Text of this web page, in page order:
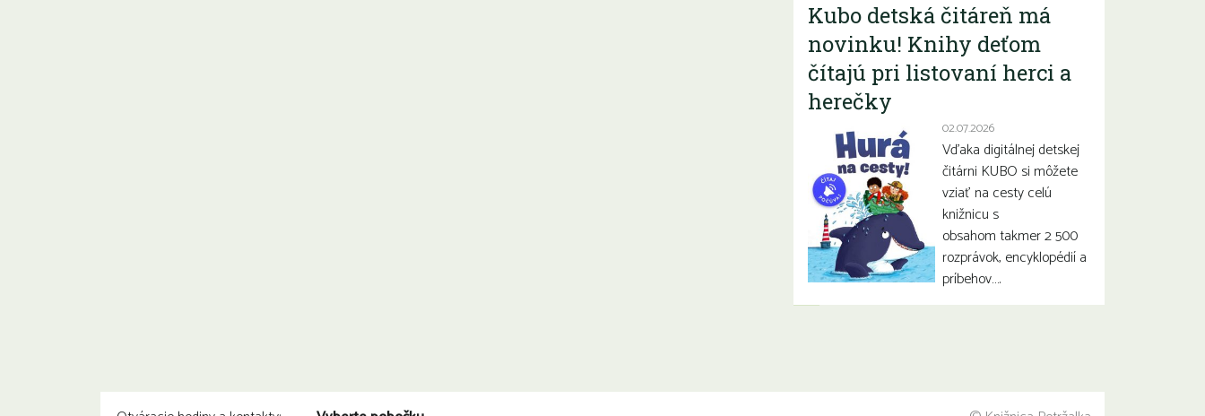
Kubo detská čitáreň má
novinku! Knihy deťom
čítajú pri listovaní herci a
herečky
02.07.2026
Vďaka digitálnej detskej
čitárni KUBO si môžete
vziať na cesty celú
knižnicu s
obsahom takmer 2 500
rozprávok, encyklopédií a
príbehov….